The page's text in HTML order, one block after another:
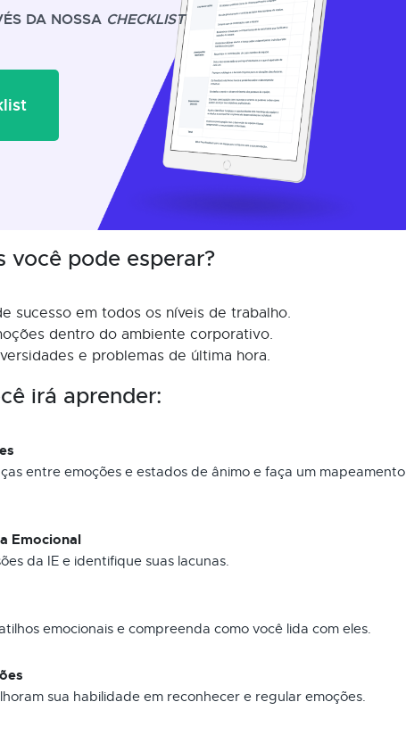
DA NOSSA CHECKLIST
você pode esperar?
sucesso em todos os níveis de trabalho.
dentro do ambiente corporativo.
e problemas de última hora.
irá aprender:
entre emoções e estados de ânimo e faça um mapeamento
Emocional
da IE e identifique suas lacunas.
emocionais e compreenda como você lida com eles.
sua habilidade em reconhecer e regular emoções.